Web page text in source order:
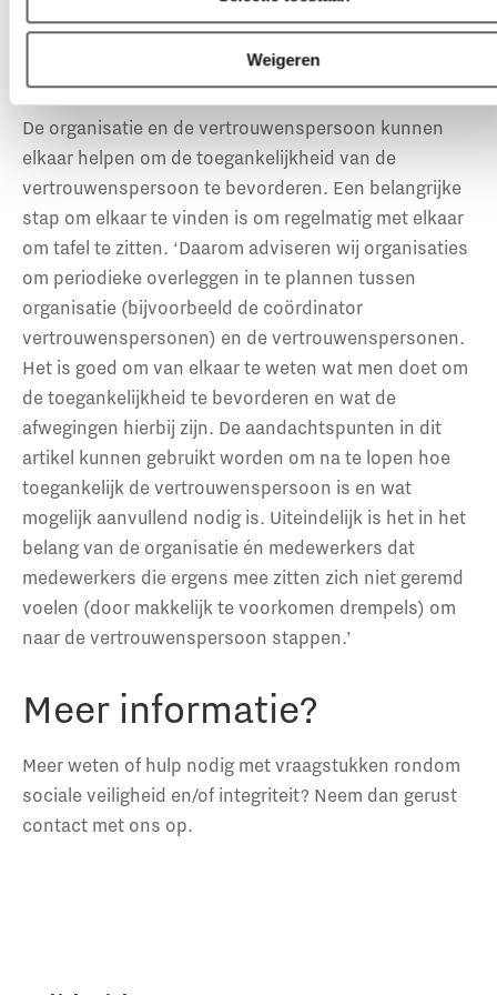
Weigeren
een taak voor organisatie
én vertrouwenspersoon
De organisatie en de vertrouwenspersoon kunnen
elkaar helpen om de toegankelijkheid van de
vertrouwenspersoon te bevorderen. Een belangrijke
stap om elkaar te vinden is om regelmatig met elkaar
om tafel te zitten. ‘Daarom adviseren wij organisaties
om periodieke overleggen in te plannen tussen
organisatie (bijvoorbeeld de coördinator
vertrouwenspersonen) en de vertrouwenspersonen.
Het is goed om van elkaar te weten wat men doet om
de toegankelijkheid te bevorderen en wat de
afwegingen hierbij zijn. De aandachtspunten in dit
artikel kunnen gebruikt worden om na te lopen hoe
toegankelijk de vertrouwenspersoon is en wat
mogelijk aanvullend nodig is. Uiteindelijk is het in het
belang van de organisatie én medewerkers dat
medewerkers die ergens mee zitten zich niet geremd
voelen (door makkelijk te voorkomen drempels) om
naar de vertrouwenspersoon stappen.’
Meer informatie?
Meer weten of hulp nodig met vraagstukken rondom
sociale veiligheid en/of integriteit? Neem dan gerust
contact met ons op.